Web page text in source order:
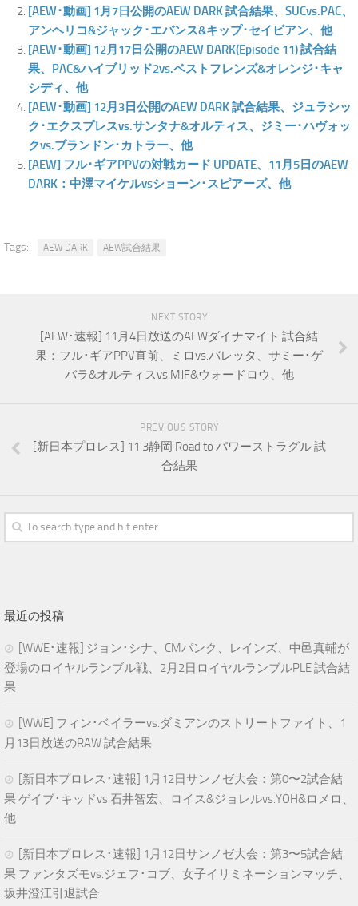
[AEW･動画] 1月7日公開のAEW DARK 試合結果、SUCvs.PAC、
アンヘリコ&ジャック･エバンス&キップ･セイビアン、他
[AEW･動画] 12月17日公開のAEW DARK(Episode 11) 試合結
果、PAC&ハイブリッド2vs.ベストフレンズ&オレンジ･キャ
シディ、他
[AEW･動画] 12月3日公開のAEW DARK 試合結果、ジュラシッ
ク･エクスプレスvs.サンタナ&オルティス、ジミー･ハヴォッ
クvs.ブランドン･カトラー、他
[AEW] フル･ギアPPVの対戦カード UPDATE、11月5日のAEW
DARK：中澤マイケルvsショーン･スピアーズ、他
Tags: AEW DARK AEW試合結果
NEXT STORY
[AEW･速報] 11月4日放送のAEWダイナマイト 試合結
果：フル･ギアPPV直前、ミロvs.バレッタ、サミー･ゲ
バラ&オルティスvs.MJF&ウォードロウ、他
PREVIOUS STORY
[新日本プロレス] 11.3静岡 Road to パワーストラグル 試
合結果
最近の投稿
[WWE･速報] ジョン･シナ、CMパンク、レインズ、中邑真輔が
登場のロイヤルランブル戦、2月2日ロイヤルランブルPLE 試合結
果
[WWE] フィン･ベイラーvs.ダミアンのストリートファイト、1
月13日放送のRAW 試合結果
[新日本プロレス･速報] 1月12日サンノゼ大会：第0〜2試合結
果 ゲイブ･キッドvs.石井智宏、ロイス&ジョレルvs.YOH&ロメロ、
他
[新日本プロレス･速報] 1月12日サンノゼ大会：第3〜5試合結
果 ファンタズモvs.ジェフ･コブ、女子イリミネーションマッチ、
坂井澄江引退試合